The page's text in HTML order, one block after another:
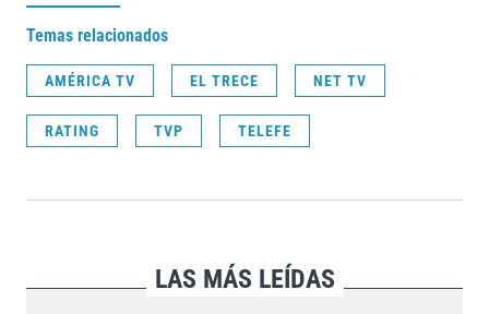
Temas relacionados
AMÉRICA TV EL TRECE NET TV
RATING TVP TELEFE
LAS MÁS LEÍDAS